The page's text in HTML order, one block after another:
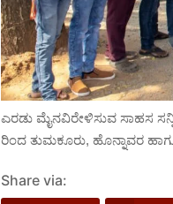
ಎರಡು ಮೈನವಿರೇಳಿಸುವ ಸಾಹಸ
ರಿಂದ ತುಮಕೂರು, ಹೊನ್ನಾವರ
Share via: